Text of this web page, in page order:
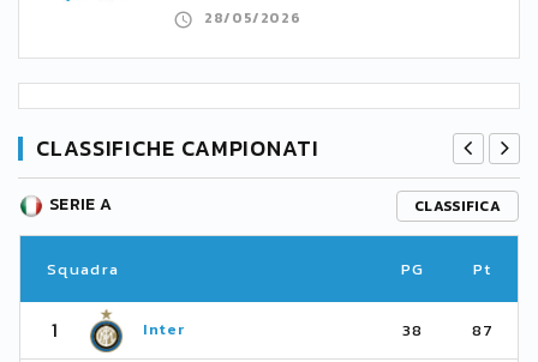
28/05/2026
CLASSIFICHE CAMPIONATI
SERIE A CLASSIFICA
Squadra PG Pt
1 Inter 38 87